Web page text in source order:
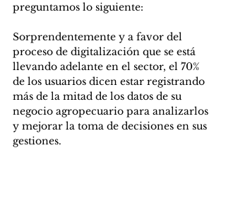
preguntamos lo siguiente:
Sorprendentemente y a favor del
proceso de digitalización que se está
llevando adelante en el sector, el 70%
de los usuarios dicen estar registrando
más de la mitad de los datos de su
negocio agropecuario para analizarlos
y mejorar la toma de decisiones en sus
gestiones.